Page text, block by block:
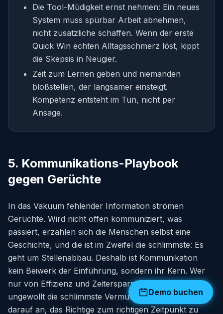
Die Tool-Müdigkeit ernst nehmen: Ein neues
System muss spürbar Arbeit abnehmen,
nicht zusätzliche schaffen. Wenn der erste
Quick Win echten Alltagsschmerz löst, kippt
die Skepsis in Neugier.
Zeit zum Lernen geben und niemanden
bloßstellen, der langsamer einsteigt.
Kompetenz entsteht im Tun, nicht per
Ansage.
5. Kommunikations-Playbook
gegen Gerüchte
In das Vakuum fehlender Information strömen
Gerüchte. Wird nicht offen kommuniziert, was
passiert, erzählen sich die Menschen selbst eine
Geschichte, und die ist im Zweifel die schlimmste: Es
geht um Stellenabbau. Deshalb ist Kommunikation
kein Beiwerk der Einführung, sondern ihr Kern. Wer
nur von Effizienz und Zeitersparnis spricht, bestätigt
ungewollt die schlimmste Vermutung. Es kommt
darauf an, das Richtige zum richtigen Zeitpunkt zu
Demo buchen